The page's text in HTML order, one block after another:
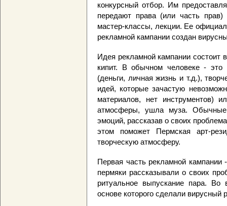
конкурсный отбор. Им
передают права (или часть
мастер-классы, лекции. Ее
рекламной кампании создан
Идея рекламной кампании состоит
кипит. В обычном человеке - это
(деньги, личная жизнь и т.д.),
идей, которые зачастую
материалов, нет инструментов)
атмосферы, ушла муза.
эмоций, рассказав о своих
этом поможет Пермская арт-
творческую атмосферу.
Первая часть рекламной кампании
пермяки рассказывали о своих
ритуальное выпускание пара.
основе которого сделали вирусный